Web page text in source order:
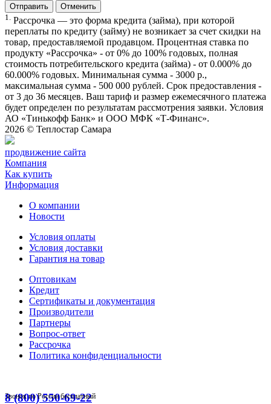
Отменить
1.
Рассрочка — это форма кредита (займа), при которой
переплаты по кредиту (займу) не возникает за счет скидки на
товар, предоставляемой продавцом. Процентная ставка по
продукту «Рассрочка» - от 0% до 100% годовых, полная
стоимость потребительского кредита (займа) - от 0.000% до
60.000% годовых. Минимальная сумма - 3000 р.,
максимальная сумма - 500 000 рублей. Срок предоставления -
от 3 до 36 месяцев. Ваш тариф и размер ежемесячного платежа
будет определен по результатам рассмотрения заявки. Условия
АО «Тинькофф Банк» и ООО МФК «Т-Финанс».
2026 © Теплостар Самара
продвижение сайта
Компания
Как купить
Информация
О компании
Новости
Условия оплаты
Условия доставки
Гарантия на товар
Оптовикам
Кредит
Сертификаты и документация
Производители
Партнеры
Вопрос-ответ
Рассрочка
Политика конфиденциальности
8 (800) 550-69-22
Звонок по России бесплатный